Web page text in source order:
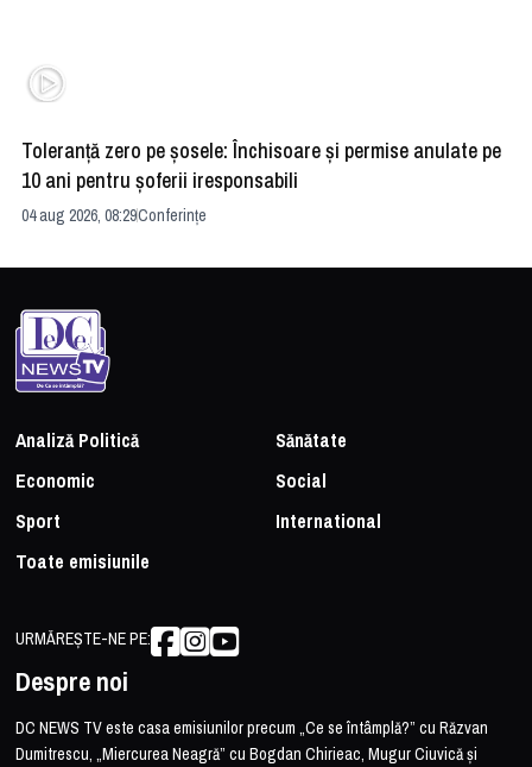
Toleranță zero pe șosele: Închisoare și permise anulate pe
10 ani pentru șoferii iresponsabili
04 aug 2026, 08:29Conferințe
Analiză Politică
Sănătate
Economic
Social
Sport
International
Toate emisiunile
URMĂREȘTE-NE PE:
Despre noi
DC NEWS TV este casa emisiunilor precum „Ce se întâmplă?” cu Răzvan
Dumitrescu, „Miercurea Neagră” cu Bogdan Chirieac, Mugur Ciuvică și